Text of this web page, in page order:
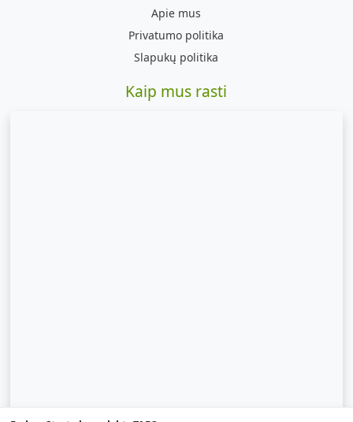
Apie mus
Privatumo politika
Slapukų politika
Kaip mus rasti